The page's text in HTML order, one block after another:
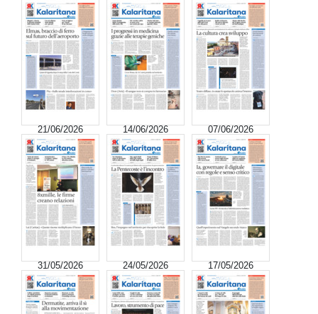
21/06/2026 14/06/2026 07/06/2026
31/05/2026 24/05/2026 17/05/2026